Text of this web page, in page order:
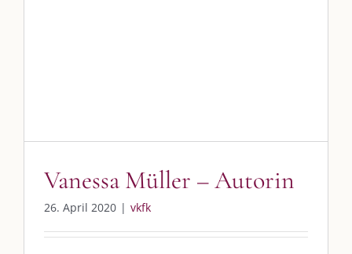
Vanessa Müller – Autorin
26. April 2020 | vkfk